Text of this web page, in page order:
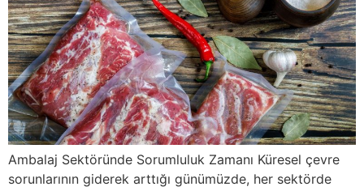
Ambalaj Sektöründe Sorumluluk Zamanı Küresel çevre
sorunlarının giderek arttığı günümüzde, her sektörde